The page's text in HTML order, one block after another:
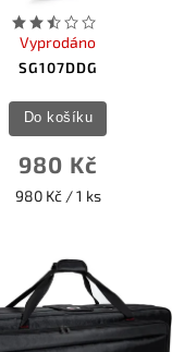
SG107DDG
Vyprodáno
980 Kč
980 Kč / 1 ks
Do košíku